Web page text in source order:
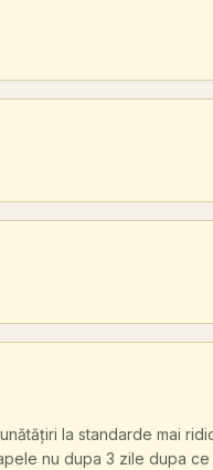
la standarde mai
nu dupa 3 zile dupa